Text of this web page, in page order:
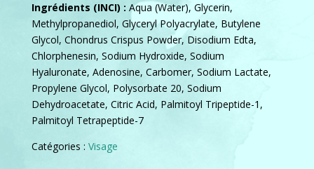
Ingrédients (INCI) : Aqua (Water), Glycerin,
Methylpropanediol, Glyceryl Polyacrylate, Butylene
Glycol, Chondrus Crispus Powder, Disodium Edta,
Chlorphenesin, Sodium Hydroxide, Sodium
Hyaluronate, Adenosine, Carbomer, Sodium Lactate,
Propylene Glycol, Polysorbate 20, Sodium
Dehydroacetate, Citric Acid, Palmitoyl Tripeptide-1,
Palmitoyl Tetrapeptide-7
Catégories : Visage